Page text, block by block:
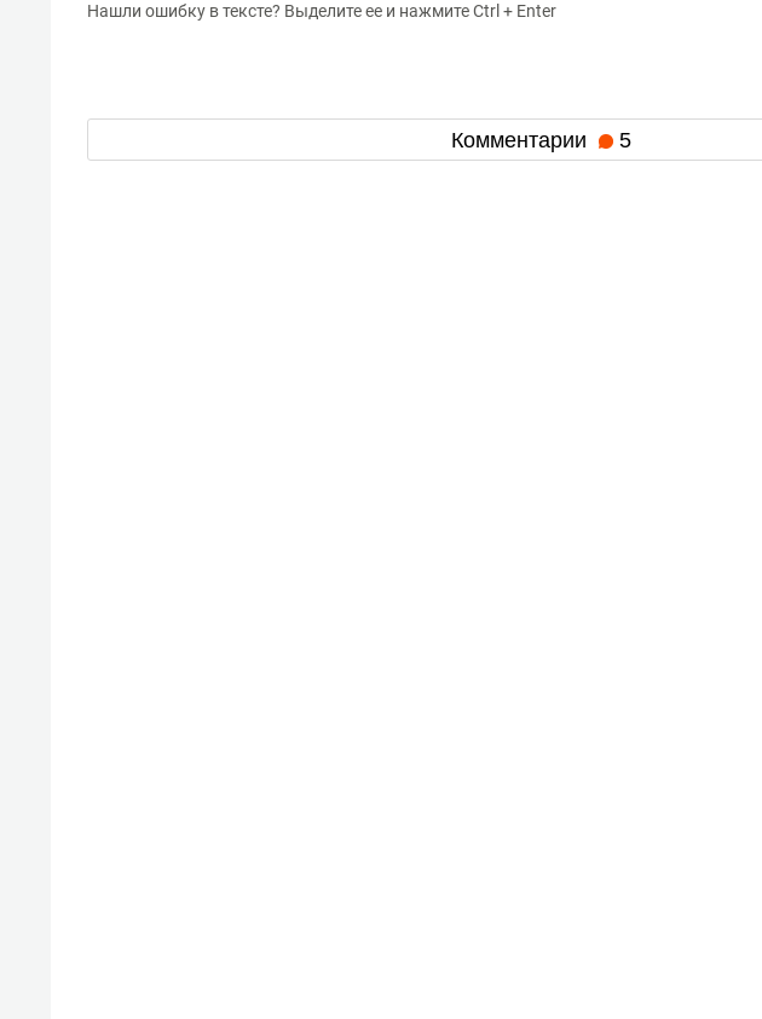
Нашли ошибку в тексте? Выделите ее и нажмите Ctrl + Enter
Комментарии 5